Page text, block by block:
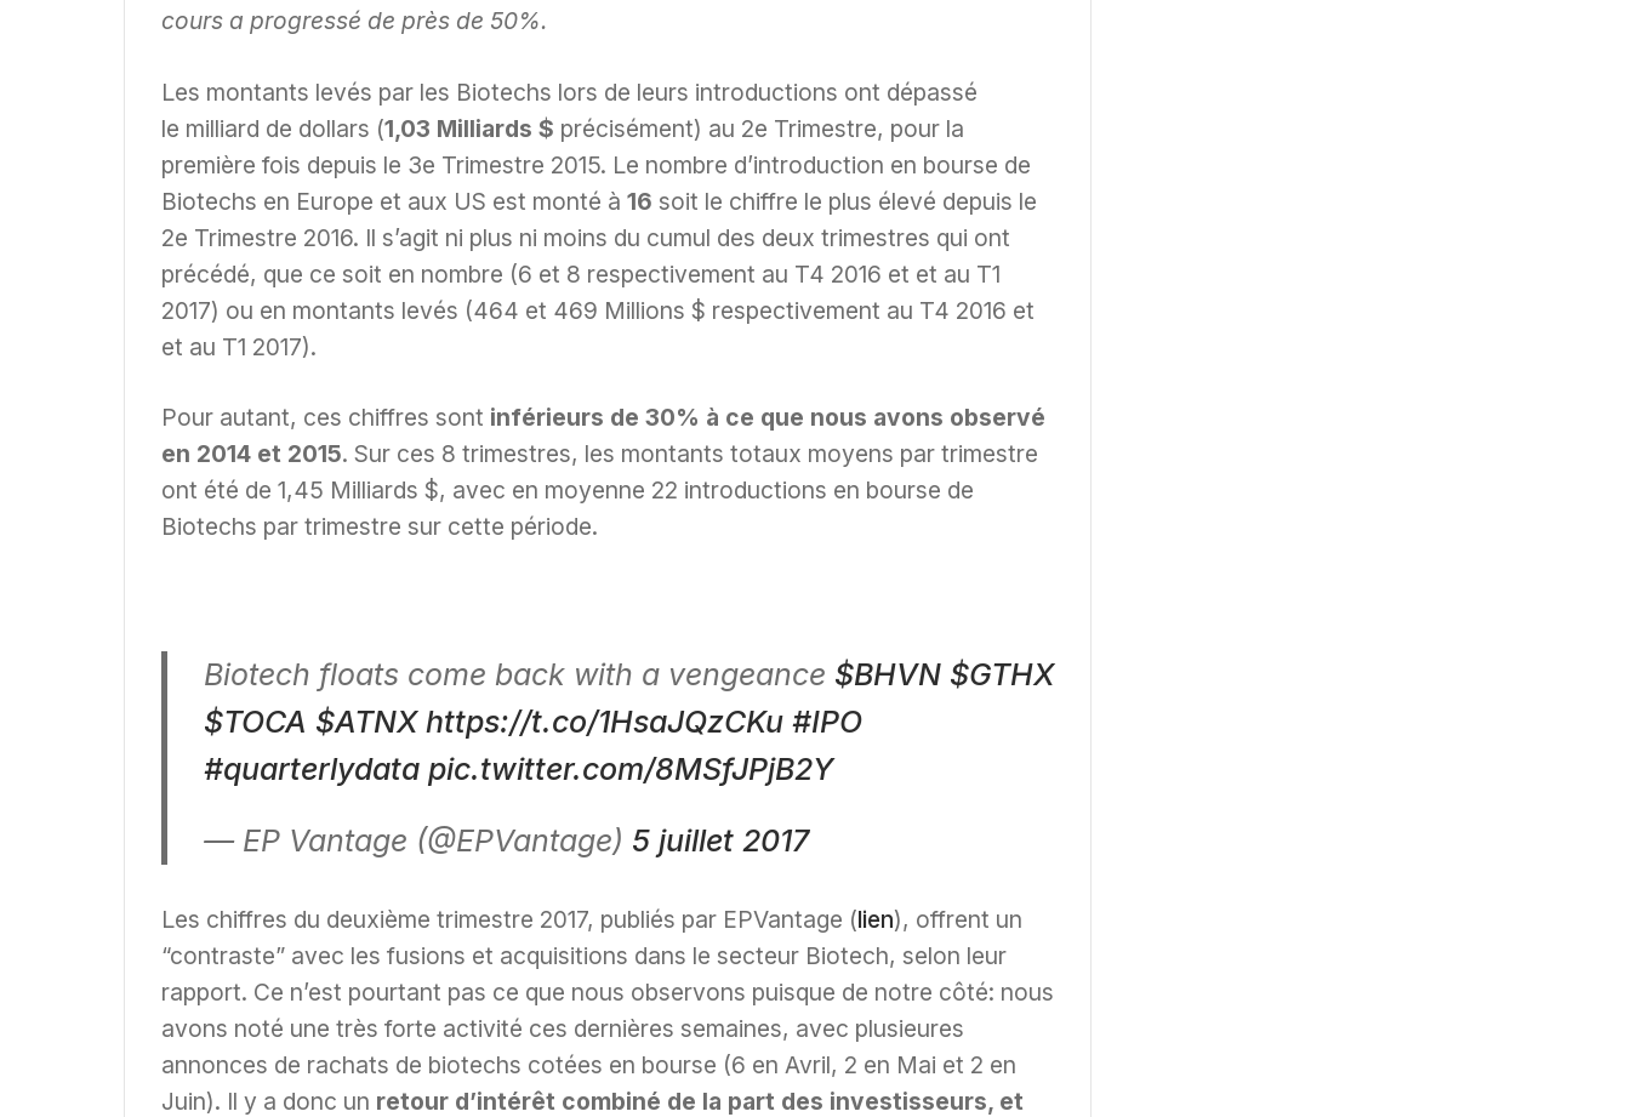
cours a progressé de près de 50%.
Les montants levés par les Biotechs lors de leurs introductions ont dépassé
le milliard de dollars (1,03 Milliards $ précisément) au 2e Trimestre, pour la
première fois depuis le 3e Trimestre 2015. Le nombre d’introduction en bourse de
Biotechs en Europe et aux US est monté à 16 soit le chiffre le plus élevé depuis le
2e Trimestre 2016. Il s’agit ni plus ni moins du cumul des deux trimestres qui ont
précédé, que ce soit en nombre (6 et 8 respectivement au T4 2016 et et au T1
2017) ou en montants levés (464 et 469 Millions $ respectivement au T4 2016 et
et au T1 2017).
Pour autant, ces chiffres sont inférieurs de 30% à ce que nous avons observé
en 2014 et 2015. Sur ces 8 trimestres, les montants totaux moyens par trimestre
ont été de 1,45 Milliards $, avec en moyenne 22 introductions en bourse de
Biotechs par trimestre sur cette période.
Biotech floats come back with a vengeance $BHVN $GTHX
$TOCA $ATNX https://t.co/1HsaJQzCKu #IPO
#quarterlydata pic.twitter.com/8MSfJPjB2Y
— EP Vantage (@EPVantage) 5 juillet 2017
Les chiffres du deuxième trimestre 2017, publiés par EPVantage (lien), offrent un
“contraste” avec les fusions et acquisitions dans le secteur Biotech, selon leur
rapport. Ce n’est pourtant pas ce que nous observons puisque de notre côté: nous
avons noté une très forte activité ces dernières semaines, avec plusieures
annonces de rachats de biotechs cotées en bourse (6 en Avril, 2 en Mai et 2 en
Juin). Il y a donc un retour d’intérêt combiné de la part des investisseurs, et